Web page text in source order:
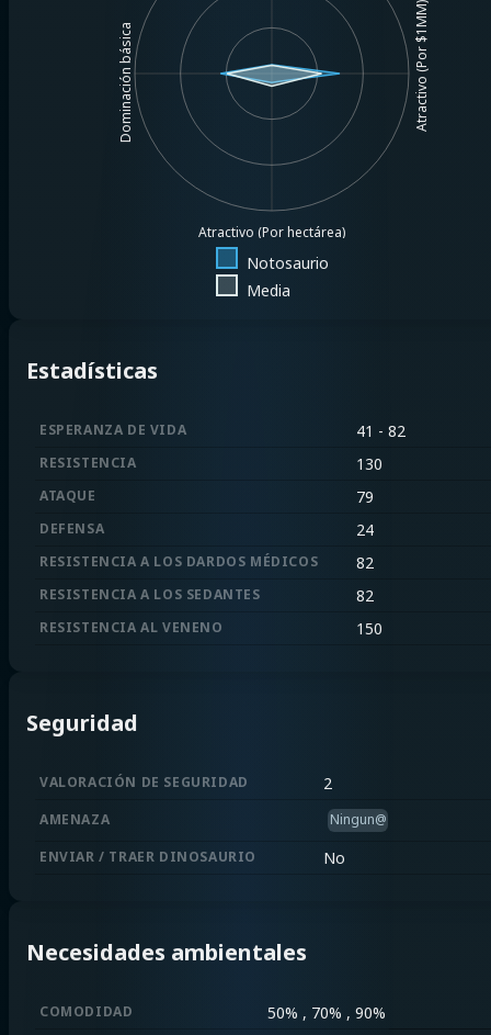
Atractivo (Por $1MM)
Atractivo (Por hectárea)
Dominación básica
Notosaurio
Media
Estadísticas
ESPERANZA DE VIDA 41 - 82
RESISTENCIA 130
ATAQUE 79
DEFENSA 24
RESISTENCIA A LOS DARDOS MÉDICOS 82
RESISTENCIA A LOS SEDANTES 82
RESISTENCIA AL VENENO 150
Seguridad
VALORACIÓN DE SEGURIDAD 2
AMENAZA
Ningun@
ENVIAR / TRAER DINOSAURIO
No
Necesidades ambientales
COMODIDAD 50% , 70% , 90%